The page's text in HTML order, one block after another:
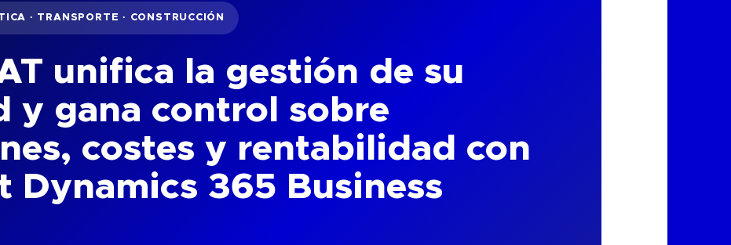
· TRANSPORTE · CONSTRUCCIÓN
unifica la gestión de su
y gana control sobre
costes y rentabilidad con
Dynamics 365 Business